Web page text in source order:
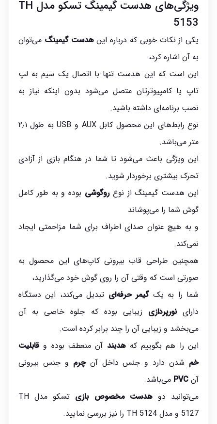
ویژگی‌های هدست گیمینگ تسکو مدل TH
5153
یکی از نکات خوبی که درباره اینهدست گیمینگ می‌توان
به آن اشاره کرد،
این است که این هدست تنها با اتصال یک سیم به لپ
تاپ یا کامپیوترتان متصل می‌شود بدون اینکه نیاز به
نصب برنامه‌ای داشته باشید.
نوع رابط‌های این محصول کابل AUX و USB به طول ۲٫۱
متر می‌باشد.
این ویژگی باعث می‌شود تا شما در هنگام بازی از آزادی
تحرک بیشتری برخوردار شوید.
این هدست گیمینگ از نوعروگوشی بوده و به طور کامل
گوش شما را می‌پوشاند
و به هیچ عنوان صدای اطراف برای شما مزاحمتی ایجاد
نمی‌کند.
همچنین طراحی قاب بیرونی کاپ‌های این محصول به
صورتی است که وقتی آن را روی گوش خود می‌گذارید،
شما را به یکگیمر حرفه‌ای تبدیل می‌کند، این دستگاه
داراینورپردازی زیبایی بوده که جلوه خاصی به آن
می‌بخشد و زیبایی آن را چند برابر کرده است.
این را هم بگوییم کههدبند آن منعطف بوده وقابلیت
خم شدن دارد و جنس داخل آنچرم و جنس بیرونی
آن PVC می‌باشد.
می‌توانید دوهدست مخصوص بازی
تسکو مدل TH
5127 و مدل TH 5124 را نیز بررسی نمایید.